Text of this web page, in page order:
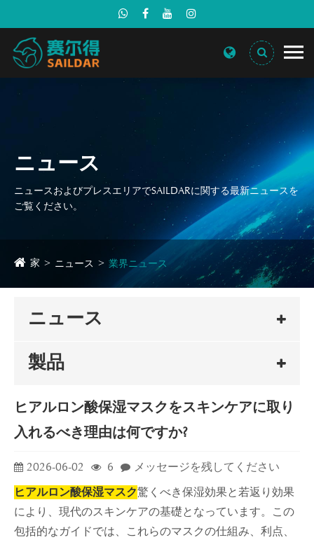
ニュース
ニュースおよびプレスエリアでSAILDARに関する最新ニュースを
ご覧ください。
家 ニュース 業界ニュース
ニュース
製品
ヒアルロン酸保湿マスクをスキンケアに取り
入れるべき理由は何ですか?
2026-06-02 6
メッセージを残してください
ヒアルロン酸保湿マスク驚くべき保湿効果と若返り効果
により、現代のスキンケアの基礎となっています。この
包括的なガイドでは、これらのマスクの仕組み、利点、